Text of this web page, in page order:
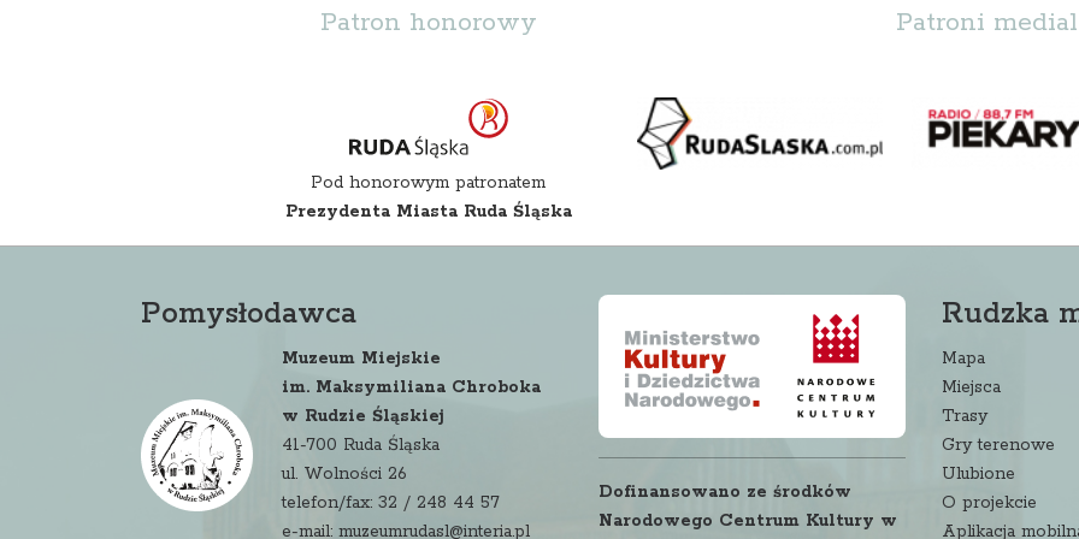
Patron honorowy
Pod honorowym patronatem
Prezydenta Miasta Ruda Śląska
Patroni
Pomysłodawca
Muzeum Miejskie
im. Maksymiliana Chroboka
w Rudzie Śląskiej
41-700 Ruda Śląska
ul. Wolności 26
telefon/fax: 32 / 248 44 57
e-mail: muzeumrudasl@interia.pl
Dofinansowano ze środków
Narodowego Centrum Kultury w
Rudzka
Mapa
Miejsca
Trasy
Gry terenowe
Ulubione
O projekcie
Aplikacja